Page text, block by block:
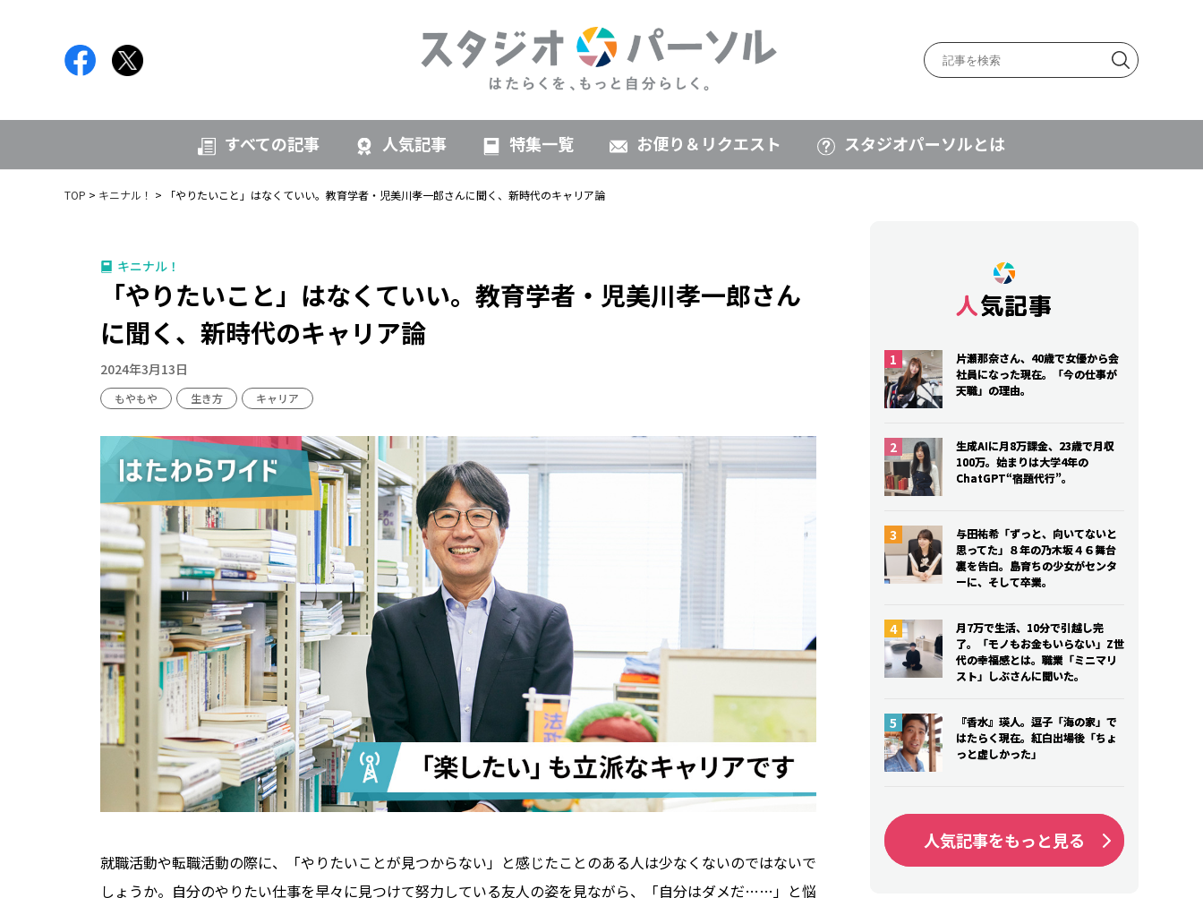
すべての記事 人気記事 特集一覧 お便り＆リクエスト スタジオパーソルとは
TOP キニナル！ 「やりたいこと」はなくていい。教育学者・児美川孝一郎さんに聞く、新時代のキャリア論
キニナル！
「やりたいこと」はなくていい。教育学者・児美川孝一郎さん
に聞く、新時代のキャリア論
2024年3月13日
もやもや 生き方 キャリア
就職活動や転職活動の際に、「やりたいことが見つからない」と感じたことのある人は少なくないのではないで
しょうか。自分のやりたい仕事を早々に見つけて努力している友人の姿を見ながら、「自分はダメだ……」と悩
人気記事
片瀬那奈さん、40歳で女優から会
社員になった現在。「今の仕事が
天職」の理由。
生成AIに月8万課金、23歳で月収
100万。始まりは大学4年の
ChatGPT“宿題代行”。
与田祐希「ずっと、向いてないと
思ってた」８年の乃木坂４６舞台
裏を告白。島育ちの少女がセンタ
ーに、そして卒業。
月7万で生活、10分で引越し完
了。「モノもお金もいらない」Z世
代の幸福感とは。職業「ミニマリ
スト」しぶさんに聞いた。
『香水』瑛人。逗子「海の家」で
はたらく現在。紅白出場後「ちょ
っと虚しかった」
人気記事をもっと見る
人気記事
片瀬那奈さん、40歳で女優から会
社員になった現在。「今の仕事が
天職」の理由。
生成AIに月8万課金、23歳で月収
100万。始まりは大学4年の
ChatGPT“宿題代行”。
与田祐希「ずっと、向いてないと
思ってた」８年の乃木坂４６舞台
裏を告白。島育ちの少女がセンタ
ーに、そして卒業。
月7万で生活、10分で引越し完
了。「モノもお金もいらない」Z世
代の幸福感とは。職業「ミニマリ
スト」しぶさんに聞いた。
『香水』瑛人。逗子「海の家」で
はたらく現在。紅白出場後「ちょ
っと虚しかった」
人気記事をもっと見る